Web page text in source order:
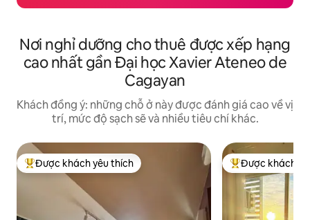
Nơi nghỉ dưỡng cho thuê được xếp hạng
cao nhất gần Đại học Xavier Ateneo de
Cagayan
Khách đồng ý: những chỗ ở này được đánh giá cao về vị
trí, mức độ sạch sẽ và nhiều tiêu chí khác.
Được khách yêu thích nhất
Được khách yêu thích Được khách yêu
Được khách